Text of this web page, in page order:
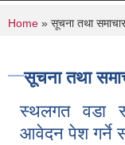
You are
Home » सूचना तथा समाचार
सूचना तथा
स्थलगत वडा
आवेदन पेश गर्ने